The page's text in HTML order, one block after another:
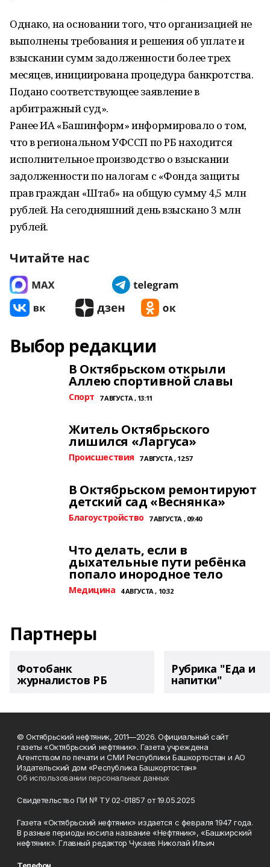
Однако, на основании того, что организацией не
выполнены требования и решения об уплате и
взыскании сумм задолженности более трех
месяцев, инициирована процедура банкротства.
Подано соответствующее заявление в
арбитражный суд».
Ранее ИА «Башинформ» информировало о том,
что в региональном УФССП по РБ находится
исполнительное производство о взыскании
задолженности по налогам с «Фонда защиты
прав граждан «Штаб» на общую сумму 4,5 млн
рублей. На сегодняшний день взыскано 3 млн
рублей.
Читайте нас
Выбор редакции
В Октябрьском открыли
Аллею спортивной славы
Спорт 7 АВГУСТА , 13:11
Житель Октябрьского
лишился «Ларгуса»
Происшествия 7 АВГУСТА , 12:57
В Октябрьском ремонтируют
детский сад «Веснянка»
Благоустройство 7 АВГУСТА , 09:40
Что делать, если в
дыхательные пути ребёнка
попало инородное тело
Медицина 4 АВГУСТА , 10:32
Партнеры
Фотобанк
журналистов РБ
Рубрика "Еда и
напитки"
© Октябрьский нефтяник, 2011—2026. Официальный сайт
газеты «Октябрьский нефтяник». Газета учреждена
Агентством по печати и СМИ Республики Башкортостан и АО
Издательский дом «Республика Башкортостан»
Об использовании персональных данных
Свидетельство ПИ № ТУ 02-01857 от 19.05.2025
Газета «Октябрьский нефтяник» издается с февраля 1947 года.
В разные периоды носила название «Нефтяник», «Башкирский
нефтяник». Главный редактор Чукаев Николай Ильич